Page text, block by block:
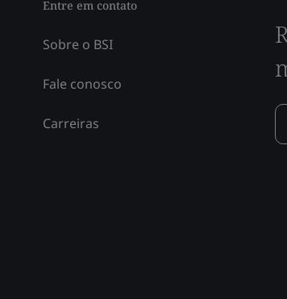
Entre em contato
Sobre o BSI
Fale conosco
Carreiras